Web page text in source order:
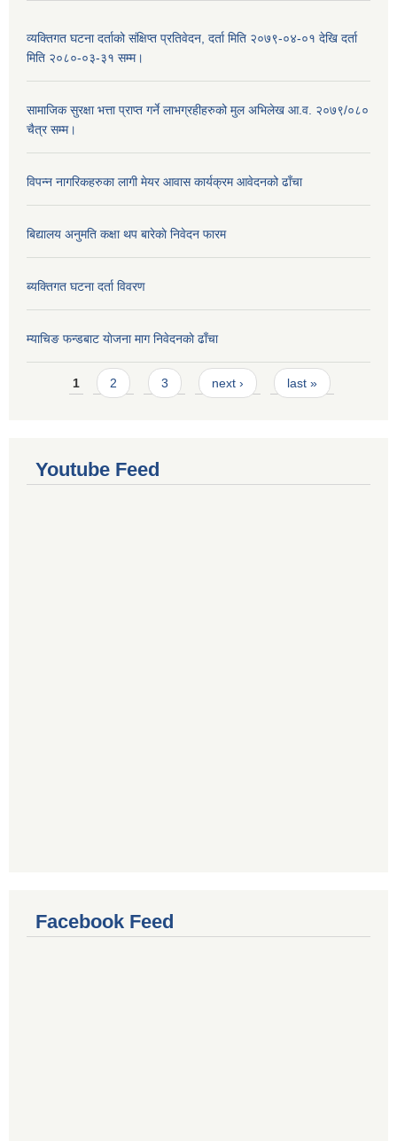
व्यक्तिगत घटना दर्ताको संक्षिप्त प्रतिवेदन, दर्ता मिति २०७९-०४-०१ देखि दर्ता
मिति २०८०-०३-३१ सम्म।
सामाजिक सुरक्षा भत्ता प्राप्त गर्ने लाभग्रहीहरुको मुल अभिलेख आ.व. २०७९/०८०
चैत्र सम्म।
विपन्न नागरिकहरुका लागी मेयर आवास कार्यक्रम आवेदनको ढाँचा
बिद्यालय अनुमति कक्षा थप बारेकाे निवेदन फारम
ब्यक्तिगत घटना दर्ता विवरण
म्याचिङ फन्डबाट याेजना माग निवेदनकाे ढाँचा
Pages
1 2 3 next › last »
Youtube Feed
Facebook Feed